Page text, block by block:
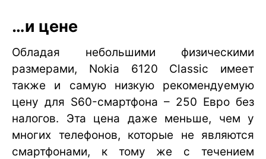
…и цене
Обладая небольшими физическими
размерами, Nokia 6120 Classic имеет
также и самую низкую рекомендуемую
цену для S60-смартфона – 250 Евро без
налогов. Эта цена даже меньше, чем у
многих телефонов, которые не являются
смартфонами, к тому же с течением